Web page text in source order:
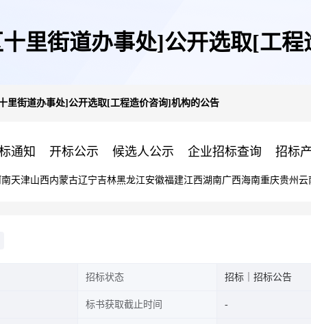
里街道办事处]公开选取[工
里街道办事处]公开选取[工程造价咨询]机构的公告
通知 开标公示 候选人公示 企业招标查询 招标
天津山西内蒙古辽宁吉林黑龙江安徽福建江西湖南广西海南重庆贵州 云
招标状态 招标｜招标公告
标书获取截止时间